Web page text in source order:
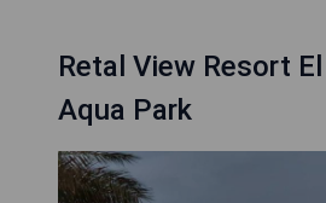
Retal View Resort
Aqua Park